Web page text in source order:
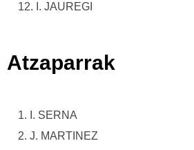
I. JAUREGI
Atzaparrak
I. SERNA
J. MARTINEZ